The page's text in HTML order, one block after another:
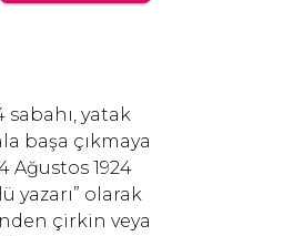
yatak
başa çıkmaya
Ağustos 1924
yazarı” olarak
çirkin veya